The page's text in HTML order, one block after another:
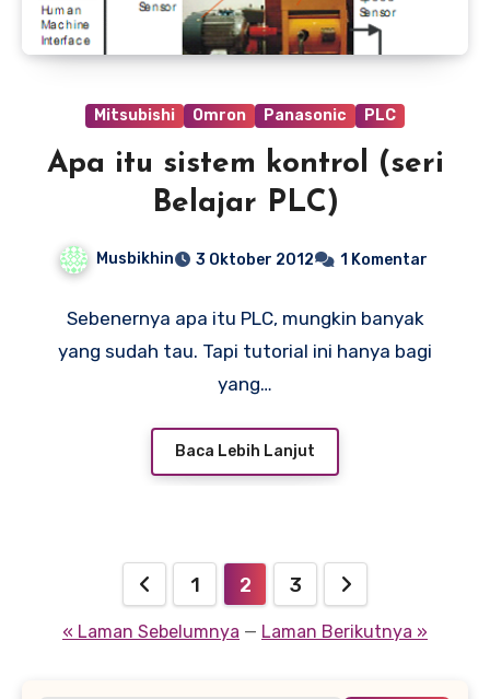
Mitsubishi Omron Panasonic PLC
Apa itu sistem kontrol (seri
Belajar PLC)
Musbikhin 3 Oktober 2012 1 Komentar
Sebenernya apa itu PLC, mungkin banyak
yang sudah tau. Tapi tutorial ini hanya bagi
yang…
Baca Lebih Lanjut
Paginasi
pos
1 2 3
« Laman Sebelumnya — Laman Berikutnya »